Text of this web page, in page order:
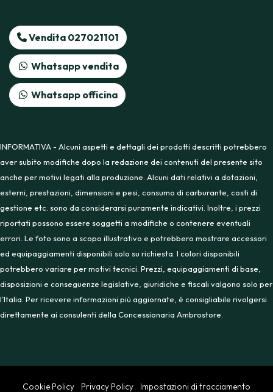
Vendita 027021101
Whatsapp vendita
Whatsapp officina
INFORMATIVA - Alcuni aspetti e dettagli dei prodotti descritti potrebbero
aver subito modifiche dopo la redazione dei contenuti del presente sito
anche per motivi legati alla produzione. Alcuni dati relativi a dotazioni,
esterni, prestazioni, dimensioni e pesi, consumo di carburante, costi di
gestione etc. sono da considerarsi puramente indicativi. Inoltre, i prezzi
riportati possono essere soggetti a modifiche o contenere eventuali
errori. Le foto sono a scopo illustrativo e potrebbero mostrare accessori
ed equipaggiamenti disponibili solo su richiesta. I colori disponibili
potrebbero variare per motivi tecnici. Prezzi, equipaggiamenti di base,
disposizioni e conseguenze legislative, giuridiche e fiscali valgono solo per
l’Italia. Per ricevere informazioni più aggiornate, è consigliabile rivolgersi
direttamente ai consulenti della Concessionaria Ambrostore.
Cookie Policy Privacy Policy Impostazioni di tracciamento